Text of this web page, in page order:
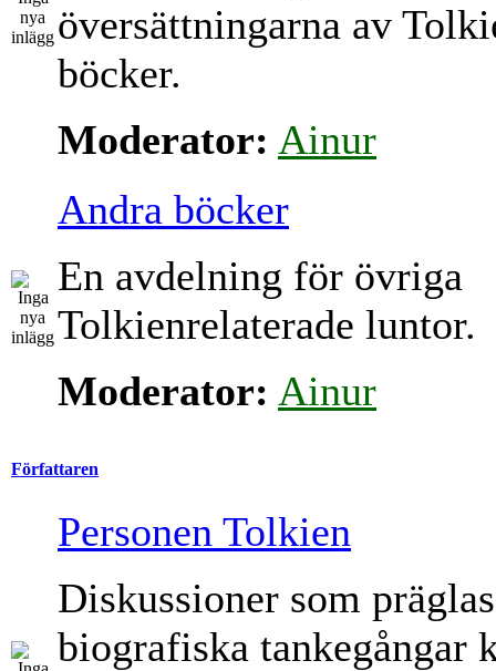
översättningarna av
böcker.
Moderator: Ainur
Andra böcker
En avdelning för övriga
Tolkienrelaterade luntor.
Moderator: Ainur
Författaren
Personen Tolkien
Diskussioner som
biografiska tankegångar